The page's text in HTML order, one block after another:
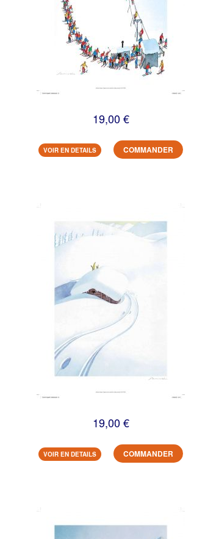
19,00 €
VOIR EN DETAILS COMMANDER
19,00 €
VOIR EN DETAILS COMMANDER